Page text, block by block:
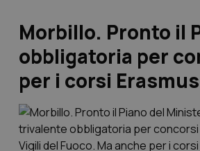
Morbillo. Pronto il
obbligatoria per
per i corsi